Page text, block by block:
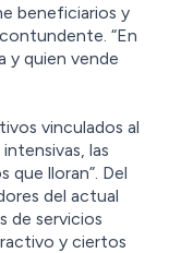
beneficiarios y
“En
y quien vende
vinculados al
las
que lloran”. Del
del actual
de servicios
y ciertos